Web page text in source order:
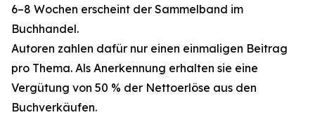
6–8 Wochen erscheint der Sammelband im
Buchhandel.
Autoren zahlen dafür nur einen einmaligen Beitrag
pro Thema. Als Anerkennung erhalten sie eine
Vergütung von 50 % der Nettoerlöse aus den
Buchverkäufen.